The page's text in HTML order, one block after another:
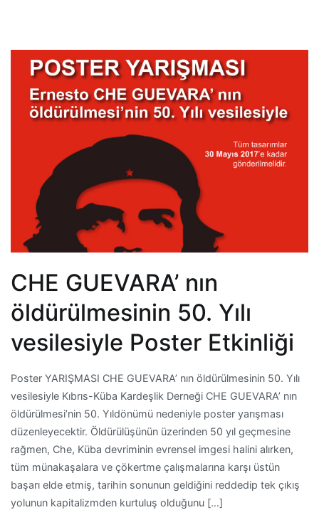
CHE GUEVARA’ nın
öldürülmesinin 50. Yılı
vesilesiyle Poster Etkinliği
Poster YARIŞMASI CHE GUEVARA’ nın öldürülmesinin 50. Yılı
vesilesiyle Kıbrıs-Küba Kardeşlik Derneği CHE GUEVARA’ nın
öldürülmesi’nin 50. Yıldönümü nedeniyle poster yarışması
düzenleyecektir. Öldürülüşünün üzerinden 50 yıl geçmesine
rağmen, Che, Küba devriminin evrensel imgesi halini alırken,
tüm münakaşalara ve çökertme çalışmalarına karşı üstün
başarı elde etmiş, tarihin sonunun geldiğini reddedip tek çıkış
yolunun kapitalizmden kurtuluş olduğunu […]